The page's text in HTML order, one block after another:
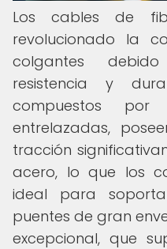
Los cables de
revolucionado la
colgantes
resistencia y
compuestos
entrelazadas,
tracción
acero, lo que los
ideal para
puentes de gran
excepcional, que